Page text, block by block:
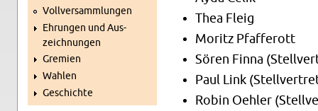
Voll­ver­samm­lun­gen
Eh­run­gen und Aus­
zeich­nun­gen
Gre­mi­en
Wah­len
Ge­schich­te
Thea Fleig
Mo­ritz Pfaf­fe­rott
Sören Finna
Paul Link
Robin Oeh­ler